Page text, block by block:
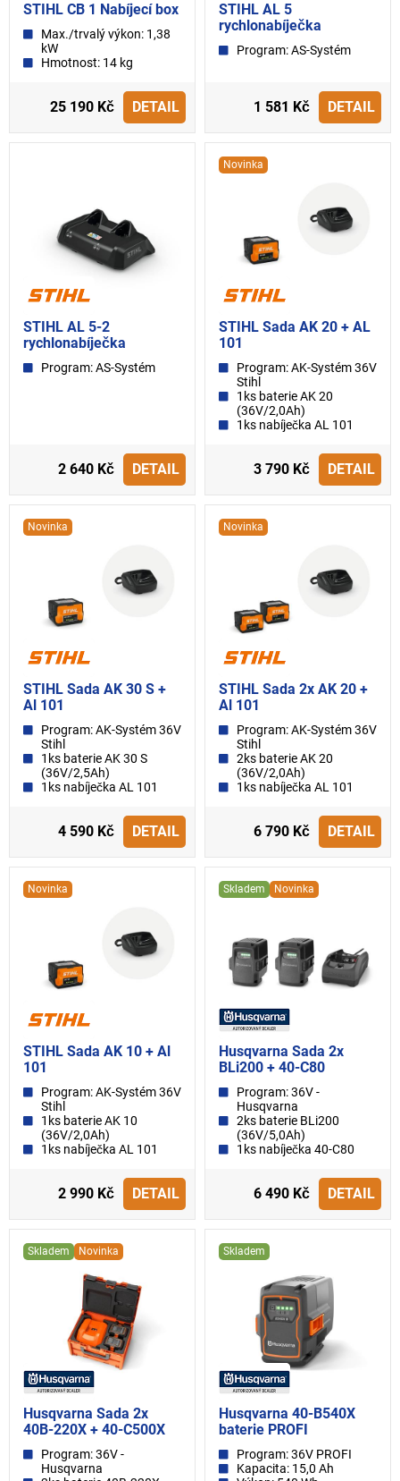
STIHL CB 1 Nabíjecí box
Max./trvalý výkon: 1,38
kW
Hmotnost: 14 kg
25 190 Kč DETAIL
STIHL AL 5
rychlonabíječka
Program: AS-Systém
1 581 Kč DETAIL
STIHL AL 5-2
rychlonabíječka
Program: AS-Systém
2 640 Kč DETAIL
Novinka
STIHL Sada AK 20 + AL
101
Program: AK-Systém 36V
Stihl
1ks baterie AK 20
(36V/2,0Ah)
1ks nabíječka AL 101
3 790 Kč DETAIL
Novinka
STIHL Sada AK 30 S +
Al 101
Program: AK-Systém 36V
Stihl
1ks baterie AK 30 S
(36V/2,5Ah)
1ks nabíječka AL 101
4 590 Kč DETAIL
Novinka
STIHL Sada 2x AK 20 +
Al 101
Program: AK-Systém 36V
Stihl
2ks baterie AK 20
(36V/2,0Ah)
1ks nabíječka AL 101
6 790 Kč DETAIL
Novinka
STIHL Sada AK 10 + Al
101
Program: AK-Systém 36V
Stihl
1ks baterie AK 10
(36V/2,0Ah)
1ks nabíječka AL 101
2 990 Kč DETAIL
Skladem Novinka
Husqvarna Sada 2x
BLi200 + 40-C80
Program: 36V -
Husqvarna
2ks baterie BLi200
(36V/5,0Ah)
1ks nabíječka 40-C80
6 490 Kč DETAIL
Skladem Novinka
Husqvarna Sada 2x
40B-220X + 40-C500X
Program: 36V -
Husqvarna
Skladem
Husqvarna 40-B540X
baterie PROFI
Program: 36V PROFI
Kapacita: 15,0 Ah